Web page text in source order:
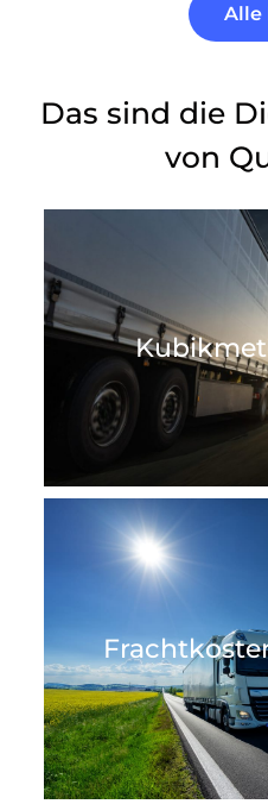
Alle
Das sind die
von